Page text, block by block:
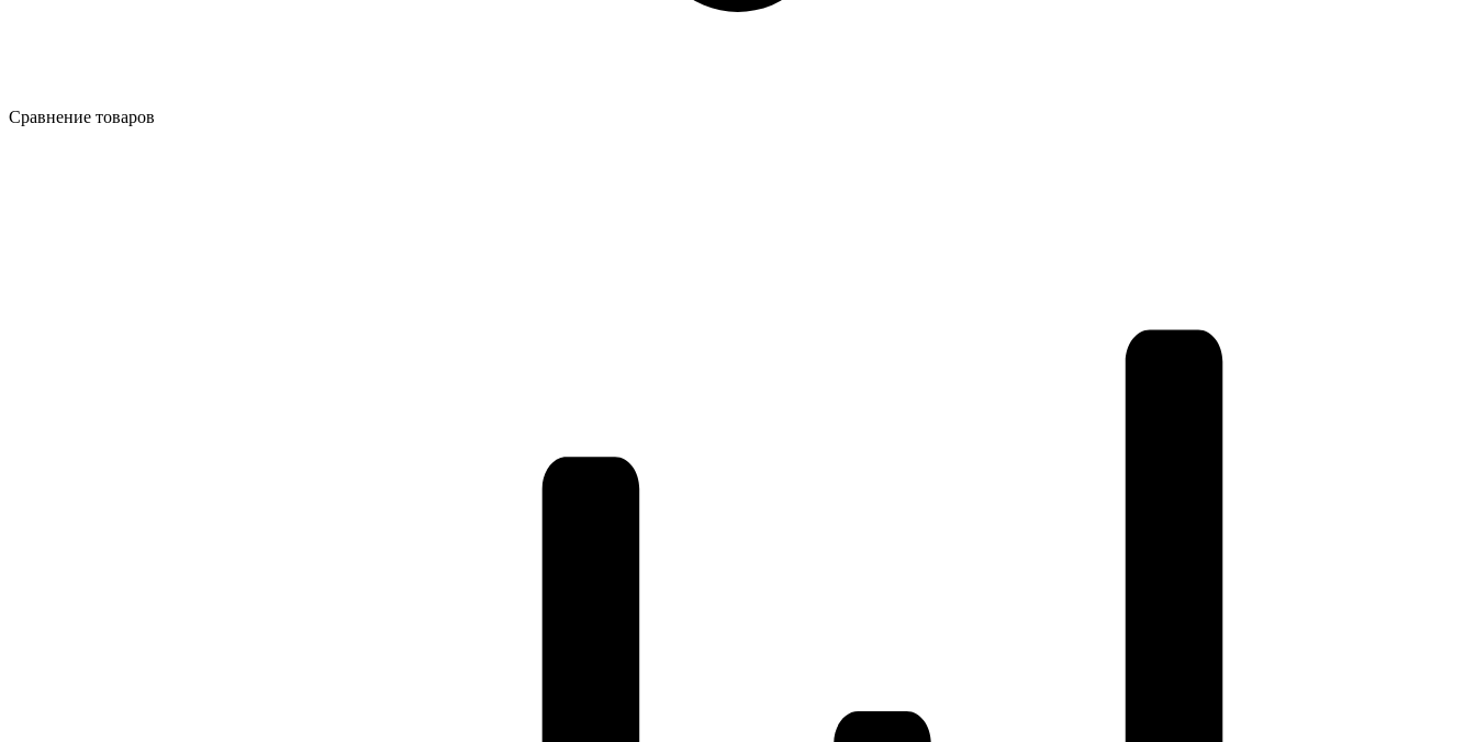
Сравнение товаров